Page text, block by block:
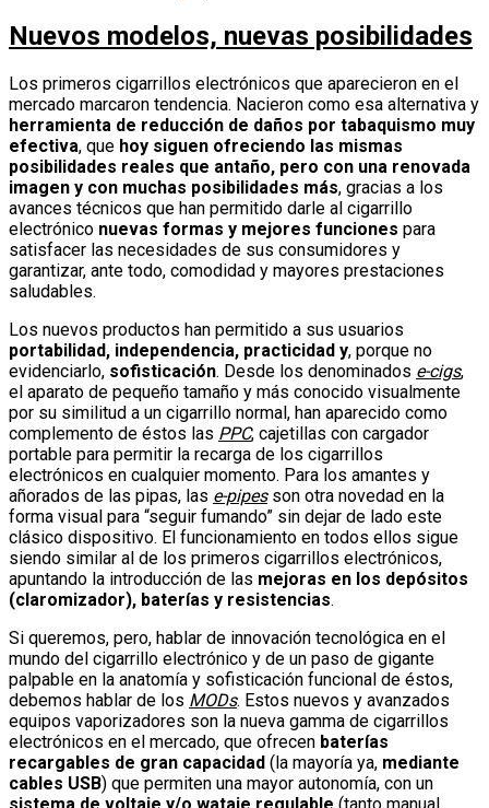
Nuevos modelos, nuevas posibilidades
Los primeros cigarrillos electrónicos que aparecieron en el
mercado marcaron tendencia. Nacieron como esa alternativa y
herramienta de reducción de daños por tabaquismo muy
efectiva, que hoy siguen ofreciendo las mismas
posibilidades reales que antaño, pero con una renovada
imagen y con muchas posibilidades más, gracias a los
avances técnicos que han permitido darle al cigarrillo
electrónico nuevas formas y mejores funciones para
satisfacer las necesidades de sus consumidores y
garantizar, ante todo, comodidad y mayores prestaciones
saludables.
Los nuevos productos han permitido a sus usuarios
portabilidad, independencia, practicidad y, porque no
evidenciarlo, sofisticación. Desde los denominados e-cigs,
el aparato de pequeño tamaño y más conocido visualmente
por su similitud a un cigarrillo normal, han aparecido como
complemento de éstos las PPC, cajetillas con cargador
portable para permitir la recarga de los cigarrillos
electrónicos en cualquier momento. Para los amantes y
añorados de las pipas, las e-pipesson otra novedad en la
forma visual para “seguir fumando” sin dejar de lado este
clásico dispositivo. El funcionamiento en todos ellos sigue
siendo similar al de los primeros cigarrillos electrónicos,
apuntando la introducción de las mejoras en los depósitos
(claromizador), baterías y resistencias.
Si queremos, pero, hablar de innovación tecnológica en el
mundo del cigarrillo electrónico y de un paso de gigante
palpable en la anatomía y sofisticación funcional de éstos,
debemos hablar de los MODs. Estos nuevos y avanzados
equipos vaporizadores son la nueva gamma de cigarrillos
electrónicos en el mercado, que ofrecen baterías
recargables de gran capacidad (la mayoría ya, mediante
cables USB) que permiten una mayor autonomía, con un
sistema de voltaje y/o wataje regulable (tanto manual,